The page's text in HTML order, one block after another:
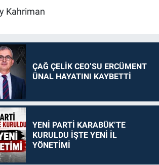
Kahriman
ÇAĞ ÇELİK CEO’SU ERCÜMENT
ÜNAL HAYATINI KAYBETTİ
YENİ PARTİ KARABÜK’TE
KURULDU İŞTE YENİ İL
YÖNETİMİ